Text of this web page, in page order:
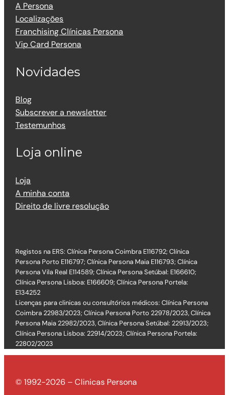
A Persona
Localizações
Franchising Clínicas Persona
Vip Card Persona
Novidades
Blog
Subscrever a newsletter
Testemunhos
Loja online
Loja
A minha conta
Direito de livre resolução
Registos na ERS: Clínica Persona Coimbra E116792; Clínica
Persona Porto E116797; Clínica Persona Maia E116793; Clínica
Persona Vila Real E114589; Clínica Persona Setúbal: E166610;
Clínica Persona Lisboa: E166609; Clínica Persona Portela:
E134252
Licenças para clinicas ou consultórios médicos: Clínica Persona
Coimbra 22983/2023; Clínica Persona Porto 22978/2023, Clínica
Persona Maia 22982/2023, Clínica Persona Setúbal: 22913/2023;
Clínica Persona Lisboa: 22914/2023; Clínica Persona Portela:
22802/2023
© 1992-2026 – Clinicas Persona